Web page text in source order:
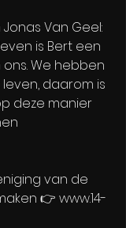
Van Geel:
is Bert een
We hebben
daarom is
deze manier
van de
👉 www.14-